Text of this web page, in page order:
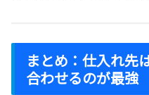
まとめ：仕入れ先
合わせるのが最強